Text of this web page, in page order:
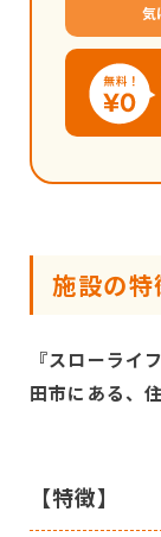
気
施設の特
『スローライ
田市にある、
【特徴】